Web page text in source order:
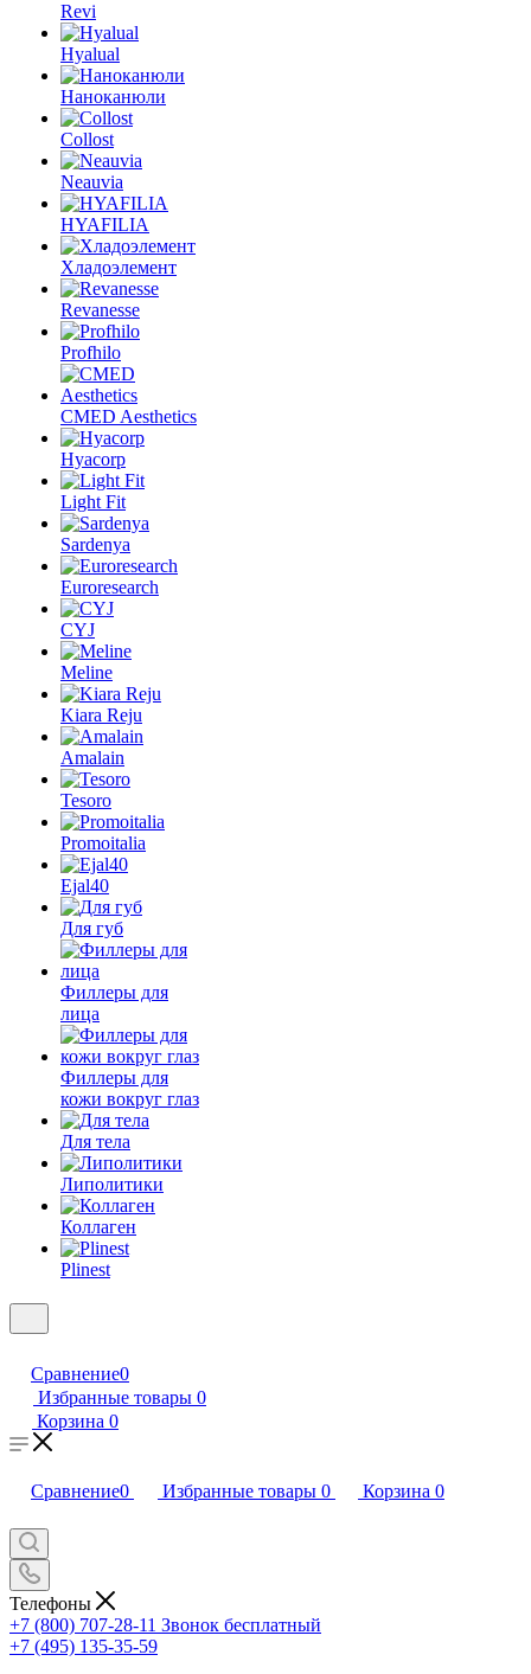
Revi
Hyalual
Наноканюли
Collost
Neauvia
HYAFILIA
Хладоэлемент
Revanesse
Profhilo
CMED Aesthetics
Hyacorp
Light Fit
Sardenya
Euroresearch
CYJ
Meline
Kiara Reju
Amalain
Tesoro
Promoitalia
Ejal40
Для губ
Филлеры для
лица
Филлеры для
кожи вокруг глаз
Для тела
Липолитики
Коллаген
Plinest
Сравнение0
Избранные товары 0
Корзина 0
Сравнение0 Избранные товары 0 Корзина 0
Телефоны
+7 (800) 707-28-11 Звонок бесплатный
+7 (495) 135-35-59